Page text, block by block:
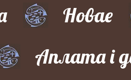
Новае
Аплата і